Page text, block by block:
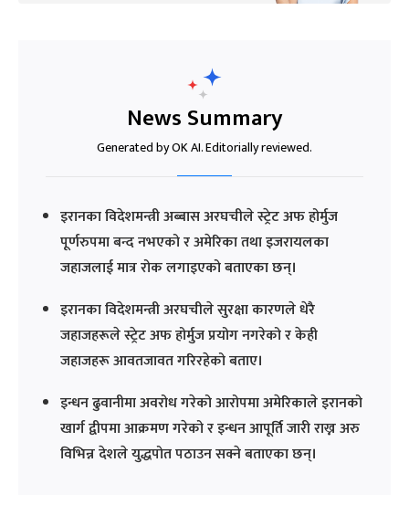
News Summary
Generated by OK AI. Editorially reviewed.
इरानका विदेशमन्त्री अब्बास अरघचीले स्ट्रेट अफ होर्मुज
पूर्णरुपमा बन्द नभएको र अमेरिका तथा इजरायलका
जहाजलाई मात्र रोक लगाइएको बताएका छन्।
इरानका विदेशमन्त्री अरघचीले सुरक्षा कारणले धेरै
जहाजहरूले स्ट्रेट अफ होर्मुज प्रयोग नगरेको र केही
जहाजहरू आवतजावत गरिरहेको बताए।
इन्धन ढुवानीमा अवरोध गरेको आरोपमा अमेरिकाले इरानको
खार्ग द्वीपमा आक्रमण गरेको र इन्धन आपूर्ति जारी राख्न अरु
विभिन्न देशले युद्धपोत पठाउन सक्ने बताएका छन्।